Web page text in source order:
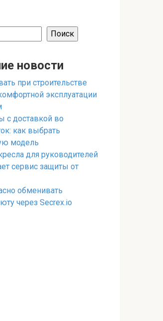
Поиск
новости
при строительстве
эксплуатации
с доставкой во
как выбрать
модель
для руководителей
сервис защиты от
обменивать
через Secrex.io